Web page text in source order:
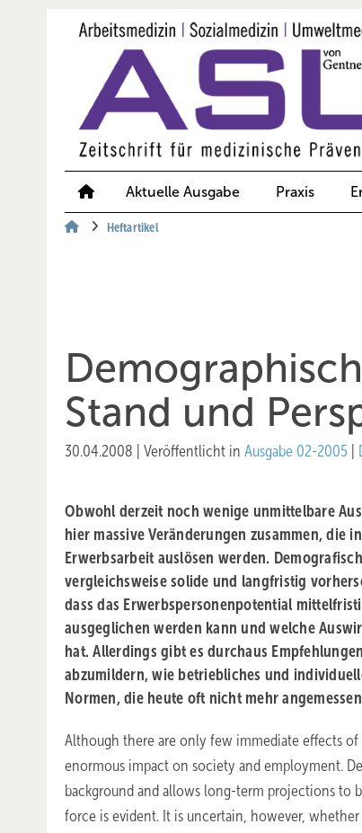
Aktuelle Ausgabe Praxis
Heftartikel
Stand und
30.04.2008 Veröffentlicht in Ausgabe 02-2005
Obwohl derzeit noch wenige unmittelbare
hier massive Veränderungen zusammen, die
Erwerbsarbeit auslösen werden.
vergleichsweise solide und langfristig
dass das Erwerbspersonenpotential
ausgeglichen werden kann und welche
hat. Allerdings gibt es durchaus
abzumildern, wie betriebliches und
Normen, die heute oft nicht mehr
Although there are only few immediate effects
enormous impact on society and employment.
background and allows long-term projections to
force is evident. It is uncertain, however,